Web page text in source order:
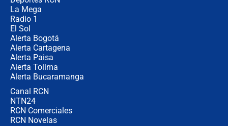
La Mega
Radio 1
El Sol
Alerta Bogotá
Alerta Cartagena
Alerta Paisa
Alerta Tolima
Alerta Bucaramanga
Canal RCN
NTN24
RCN Comerciales
RCN Novelas